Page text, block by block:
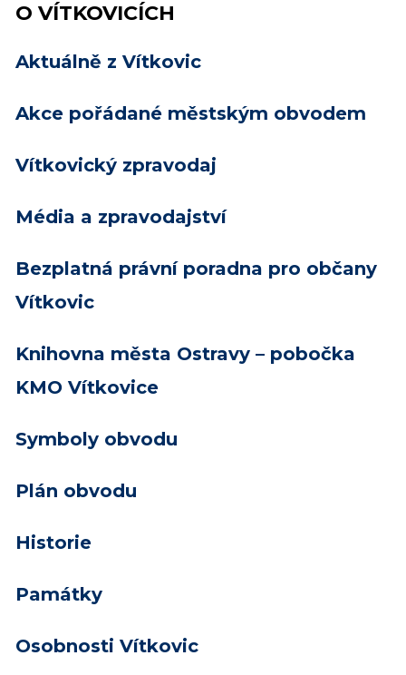
O VÍTKOVICÍCH
Aktuálně z Vítkovic
Akce pořádané městským obvodem
Vítkovický zpravodaj
Média a zpravodajství
Bezplatná právní poradna pro občany
Vítkovic
Knihovna města Ostravy – pobočka
KMO Vítkovice
Symboly obvodu
Plán obvodu
Historie
Památky
Osobnosti Vítkovic